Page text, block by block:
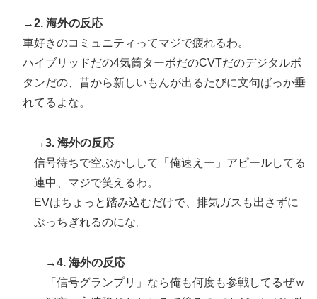
た結果」
▶ 【朗報】寺田心、ベンチプレス110kgwww
韓国人「日本がここまでの観光大国に発展した本当の理
由がこちら…」→「昔から日本は愛されてた…（ﾌﾞﾙﾌﾞ
ﾙ」＝韓国の反応
→2. 海外の反応
車好きのコミュニティってマジで疲れるわ。
ハイブリッドだの4気筒ターボだのCVTだのデジタルボ
タンだの、昔から新しいもんが出るたびに文句ばっか垂
れてるよな。
→3. 海外の反応
信号待ちで空ぶかしして「俺速えー」アピールしてる
連中、マジで笑えるわ。
EVはちょっと踏み込むだけで、排気ガスも出さずに
ぶっちぎれるのにな。
→4. 海外の反応
「信号グランプリ」なら俺も何度も参戦してるぜｗ